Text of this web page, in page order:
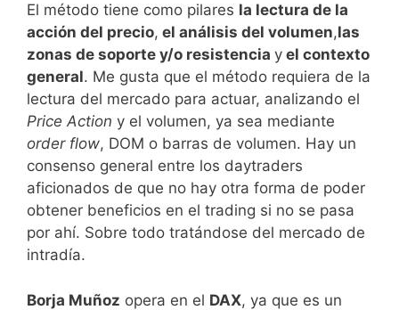
El método tiene como pilares la lectura de la
acción del precio, el análisis del volumen,las
zonas de soporte y/o resistencia y el contexto
general. Me gusta que el método requiera de la
lectura del mercado para actuar, analizando el
Price Action y el volumen, ya sea mediante
order flow, DOM o barras de volumen. Hay un
consenso general entre los daytraders
aficionados de que no hay otra forma de poder
obtener beneficios en el trading si no se pasa
por ahí. Sobre todo tratándose del mercado de
intradía.
Borja Muñoz opera en el DAX, ya que es un